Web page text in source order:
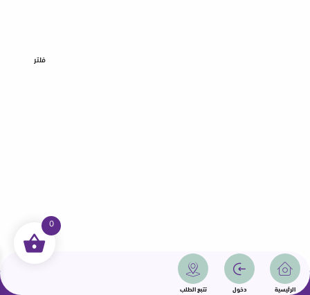
الرئيسية دخول تتبع الطلب
فلتر
جميع الحقوق محفوظة | سمامة 2025 | دولة قطر
0